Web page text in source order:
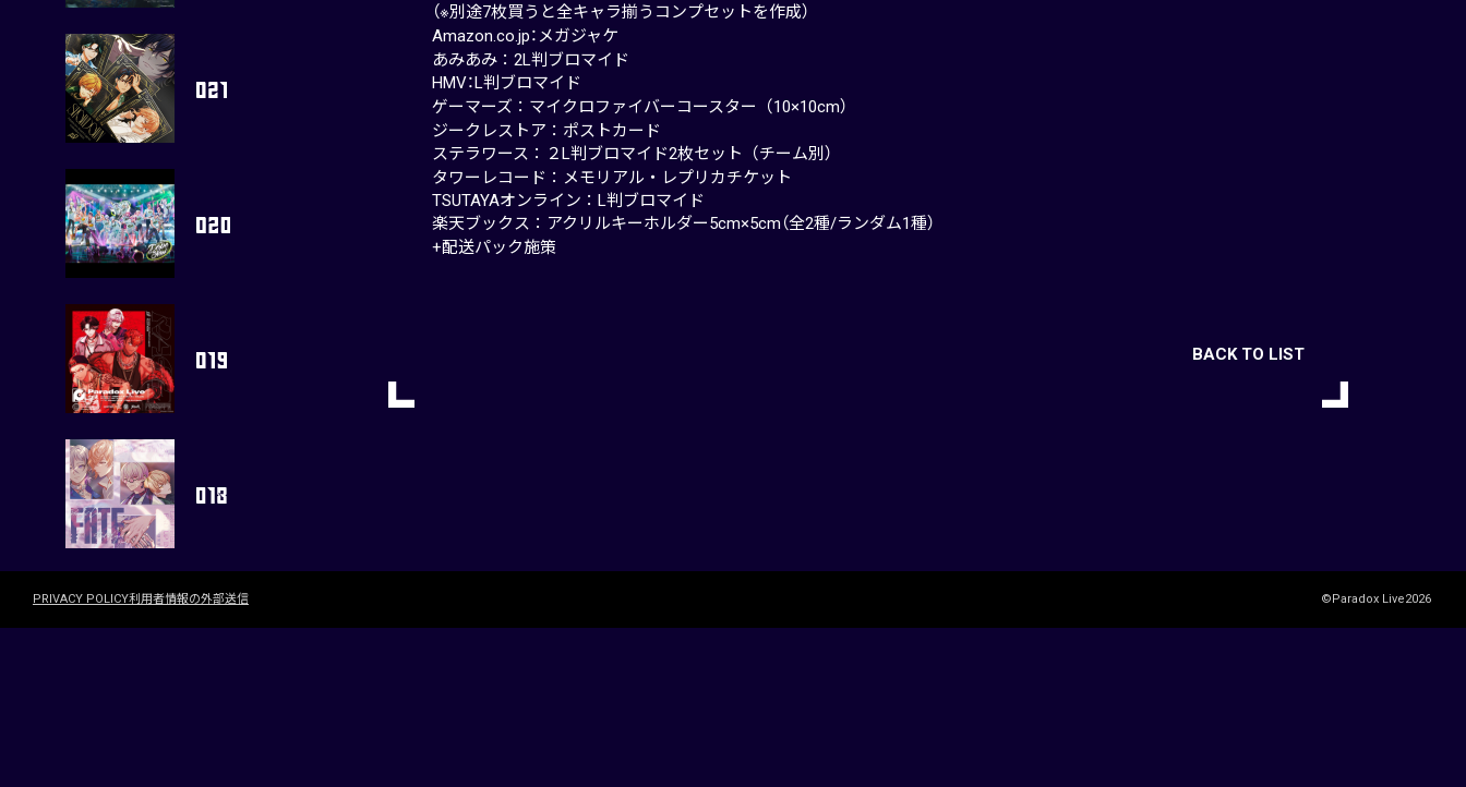
（※別途7枚買うと全キャラ揃うコンプセットを作成）
Amazon.co.jp：メガジャケ
あみあみ：2L判ブロマイド
HMV：L判ブロマイド
ゲーマーズ：マイクロファイバーコースター（10×10cm）
ジークレストア：ポストカード
ステラワース：２L判ブロマイド2枚セット（チーム別）
タワーレコード：メモリアル・レプリカチケット
TSUTAYAオンライン：L判ブロマイド
楽天ブックス：アクリルキーホルダー5cm×5cm（全2種/ランダム1種）
+配送パック施策
BACK TO LIST
PRIVACY POLICY利用者情報の外部送信 ©Paradox Live2026